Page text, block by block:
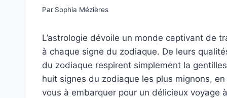
Par Sophia Mézières
L’astrologie dévoile un monde captivant de
à chaque signe du zodiaque. De leurs
du zodiaque respirent simplement la
huit signes du zodiaque les plus mignons,
vous à embarquer pour un délicieux voyage